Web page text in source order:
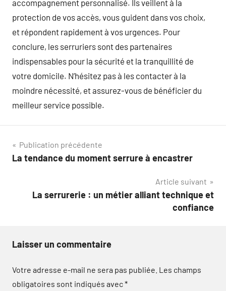
accompagnement personnalisé. Ils veillent à la
protection de vos accès, vous guident dans vos choix,
et répondent rapidement à vos urgences. Pour
conclure, les serruriers sont des partenaires
indispensables pour la sécurité et la tranquillité de
votre domicile. N’hésitez pas à les contacter à la
moindre nécessité, et assurez-vous de bénéficier du
meilleur service possible.
Navigation
de
Publication précédente
La tendance du moment serrure à encastrer
Article suivant
La serrurerie : un métier alliant technique et
confiance
Laisser un commentaire
Votre adresse e-mail ne sera pas publiée. Les champs
obligatoires sont indiqués avec*